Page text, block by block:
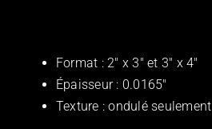
Format : 2″ x 3″ et 3″ x 4″
Épaisseur : 0.0165″
Texture : ondulé seulement